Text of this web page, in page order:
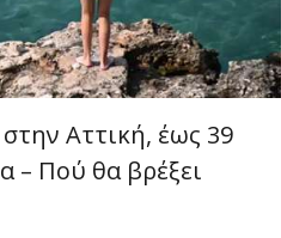
Αττική, έως 39
– Πού θα βρέξει